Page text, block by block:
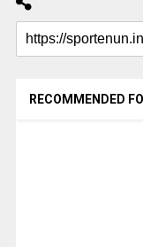
RECOMMENDED